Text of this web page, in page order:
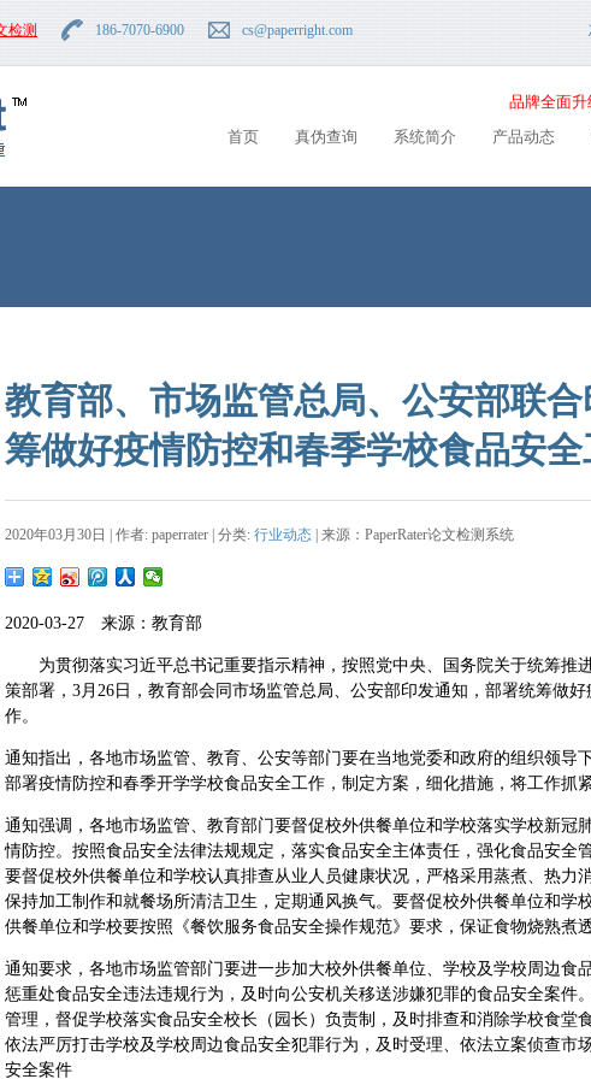
检测 186-7070-6900 cs@paperright.com
品牌全面升
首页
真伪查询 系统简介 产品动态
教育部、市场监管总局、公安部联
筹做好疫情防控和春季学校食品安
2020年03月30日 | 作者: paperrater | 分类: 行业动态 | 来源：PaperRater论文检测系统
2020-03-27 来源：教育部
为贯彻落实习近平总书记重要指示精神，按照党中央、国务院关于统筹推
策部署，3月26日，教育部会同市场监管总局、公安部印发通知，部署统筹做
作。
通知指出，各地市场监管、教育、公安等部门要在当地党委和政府的组织领导
部署疫情防控和春季开学学校食品安全工作，制定方案，细化措施，将工作抓
通知强调，各地市场监管、教育部门要督促校外供餐单位和学校落实学校新冠
情防控。按照食品安全法律法规规定，落实食品安全主体责任，强化食品安全
要督促校外供餐单位和学校认真排查从业人员健康状况，严格采用蒸煮、热力
保持加工制作和就餐场所清洁卫生，定期通风换气。要督促校外供餐单位和学
供餐单位和学校要按照《餐饮服务食品安全操作规范》要求，保证食物烧熟煮
通知要求，各地市场监管部门要进一步加大校外供餐单位、学校及学校周边食
惩重处食品安全违法违规行为，及时向公安机关移送涉嫌犯罪的食品安全案件
管理，督促学校落实食品安全校长（园长）负责制，及时排查和消除学校食堂
依法严厉打击学校及学校周边食品安全犯罪行为，及时受理、依法立案侦查市
安全案件